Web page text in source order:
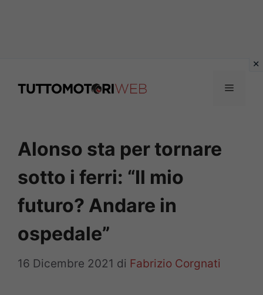
Menu
Alonso sta per tornare
sotto i ferri: “Il mio
futuro? Andare in
ospedale”
16 Dicembre 2021 di Fabrizio Corgnati